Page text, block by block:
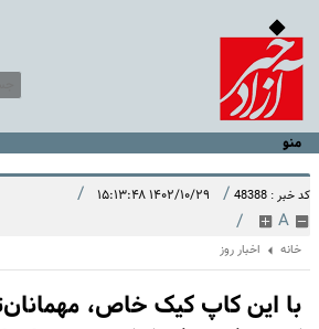
منو
کد خبر : 48388 / ۱۴۰۲/۱۰/۲۹ ۱۵:۱۳:۴۸ /
A
/
خانه اخبار روز
با این کاپ کیک خاص،